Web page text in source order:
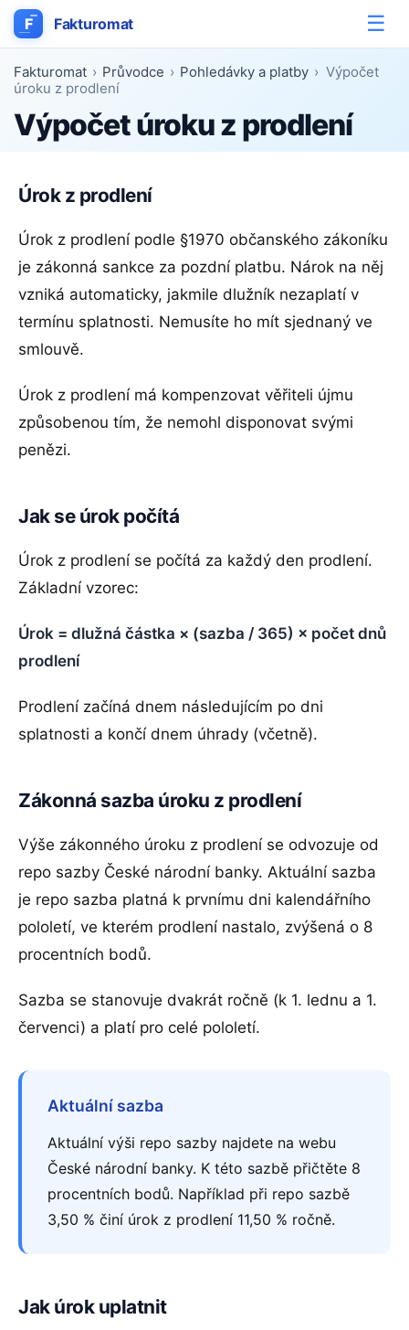
F Fakturomat ☰
Fakturomat › Průvodce › Pohledávky a platby › Výpočet
úroku z prodlení
Výpočet úroku z prodlení
Úrok z prodlení
Úrok z prodlení podle §1970 občanského zákoníku
je zákonná sankce za pozdní platbu. Nárok na něj
vzniká automaticky, jakmile dlužník nezaplatí v
termínu splatnosti. Nemusíte ho mít sjednaný ve
smlouvě.
Úrok z prodlení má kompenzovat věřiteli újmu
způsobenou tím, že nemohl disponovat svými
penězi.
Jak se úrok počítá
Úrok z prodlení se počítá za každý den prodlení.
Základní vzorec:
Úrok = dlužná částka × (sazba / 365) × počet dnů
prodlení
Prodlení začíná dnem následujícím po dni
splatnosti a končí dnem úhrady (včetně).
Zákonná sazba úroku z prodlení
Výše zákonného úroku z prodlení se odvozuje od
repo sazby České národní banky. Aktuální sazba
je repo sazba platná k prvnímu dni kalendářního
pololetí, ve kterém prodlení nastalo, zvýšená o 8
procentních bodů.
Sazba se stanovuje dvakrát ročně (k 1. lednu a 1.
červenci) a platí pro celé pololetí.
Aktuální sazba
Aktuální výši repo sazby najdete na webu
České národní banky. K této sazbě přičtěte 8
procentních bodů. Například při repo sazbě
3,50 % činí úrok z prodlení 11,50 % ročně.
Jak úrok uplatnit